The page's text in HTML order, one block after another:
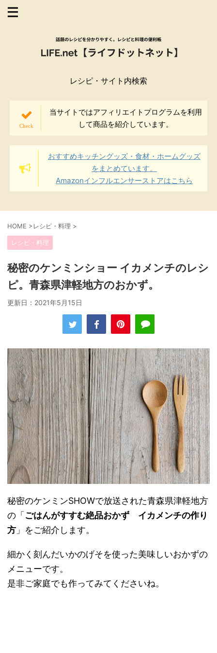
レシピ・サイト内検索
当サイトではアフィリエイトプログラムを利用
して商品を紹介しています。
おすすめキッチングッズ・食材・ホームグッズ
をまとめています。
Amazonインフルエンサーストアはこちら
HOME >レシピ・料理 >
レシピ・料理
秘密のケンミンショー イカメンチのレシ
ピ。青森県津軽地方のおかず。
更新日： 2021年5月15日
秘密のケンミンSHOWで放送された青森県津軽地方
の「 ごはんがすすむ絶品おかず イカメンチの作り
方 」をご紹介します。
細かく刻んだいかのげそを使った美味しいおかずの
メニューです。
是非ご家庭でも作ってみてくださいね。